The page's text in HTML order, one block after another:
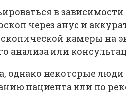
в
через анус и
камеры на
анализа или
однако некоторые люди
пациента или по